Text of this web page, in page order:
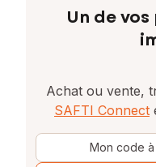
Un de
Achat ou vente,
SAFTI Connect
Mon code